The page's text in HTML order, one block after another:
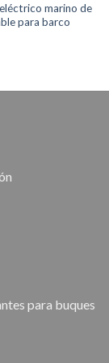
marino de
para barco
para buques